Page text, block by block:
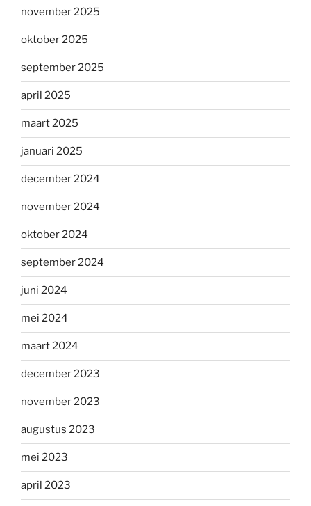
november 2025
oktober 2025
september 2025
april 2025
maart 2025
januari 2025
december 2024
november 2024
oktober 2024
september 2024
juni 2024
mei 2024
maart 2024
december 2023
november 2023
augustus 2023
mei 2023
april 2023